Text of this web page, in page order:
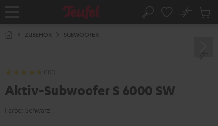
Startseite Suche
No
ZUBEHÖR SUBWOOFER
(101)
Aktiv-Subwoofer S 6000 SW
Farbe: Schwarz